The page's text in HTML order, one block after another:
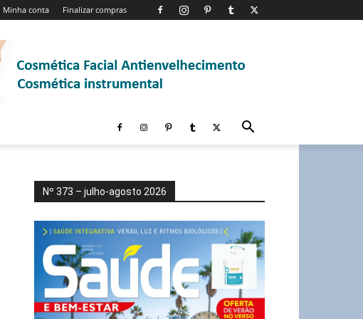
Minha conta Finalizar compras
Nº 373 – julho-agosto 2026